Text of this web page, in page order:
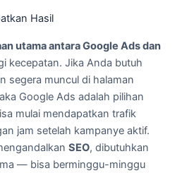
Hasil
utama antara Google Ads dan
kecepatan. Jika Anda butuh
segera muncul di halaman
Google Ads adalah pilihan
mulai mendapatkan trafik
jam setelah kampanye aktif.
SEO, dibutuhkan
— bisa berminggu-minggu